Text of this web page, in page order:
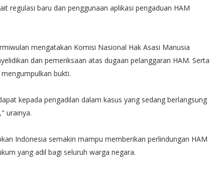
regulasi baru dan penggunaan aplikasi pengaduan HAM
mengatakan Komisi Nasional Hak Asasi Manusia
dan pemeriksaan atas dugaan pelanggaran HAM. Serta
bukti.
kepada pengadilan dalam kasus yang sedang berlangsung
urainya.
Indonesia semakin mampu memberikan perlindungan HAM
yang adil bagi seluruh warga negara.